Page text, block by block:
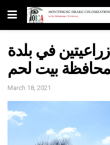
في بلدة
بيت لحم
March 18, 2021